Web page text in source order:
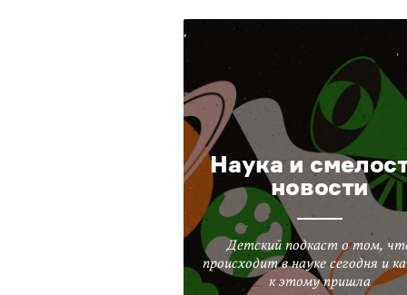
Наука и
новости
Детский подкаст о том,
происходит в науке сегодня и
к этому пришла